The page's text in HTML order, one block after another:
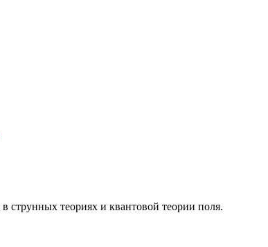
струнных теориях и квантовой теории поля.